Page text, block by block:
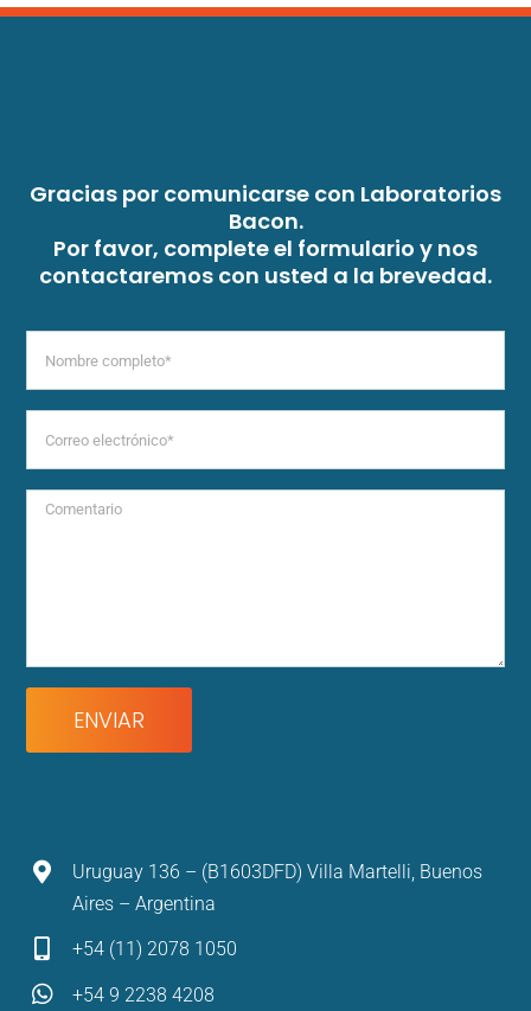
Gracias por comunicarse con Laboratorios
Bacon.
Por favor, complete el formulario y nos
contactaremos con usted a la brevedad.
Uruguay 136 – (B1603DFD) Villa Martelli, Buenos
Aires – Argentina
+54 (11) 2078 1050
+54 9 2238 4208